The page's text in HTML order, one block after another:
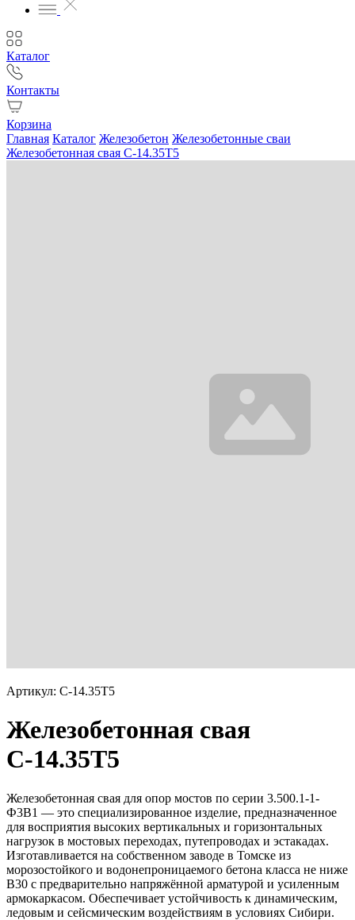
Каталог
Контакты
Корзина
Главная Каталог Железобетон Железобетонные сваи
Железобетонная свая С-14.35Т5
Артикул: С-14.35Т5
Железобетонная свая
С-14.35Т5
Железобетонная свая для опор мостов по серии 3.500.1-1-
Ф3В1 — это специализированное изделие, предназначенное
для восприятия высоких вертикальных и горизонтальных
нагрузок в мостовых переходах, путепроводах и эстакадах.
Изготавливается на собственном заводе в Томске из
морозостойкого и водонепроницаемого бетона класса не ниже
B30 с предварительно напряжённой арматурой и усиленным
армокаркасом. Обеспечивает устойчивость к динамическим,
ледовым и сейсмическим воздействиям в условиях Сибири.